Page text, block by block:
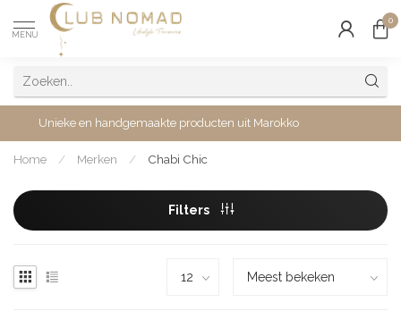
MENU
0
Unieke en handgemaakte producten uit Marokko
Home / Merken / Chabi Chic
Filters